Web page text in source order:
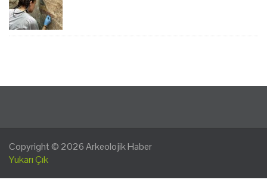
Copyright © 2026Arkeolojik Haber
Yukarı Çık